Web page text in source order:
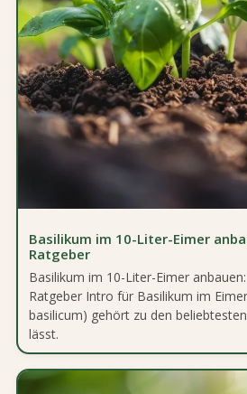
Basilikum im 10-Liter-Eimer
Ratgeber
Basilikum im 10-Liter-Eimer
Ratgeber Intro für Basilikum im
basilicum) gehört zu den
lässt.